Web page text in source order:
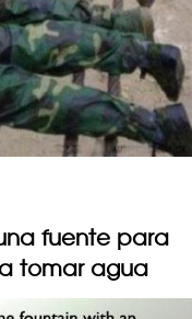
fuente para
tomar agua